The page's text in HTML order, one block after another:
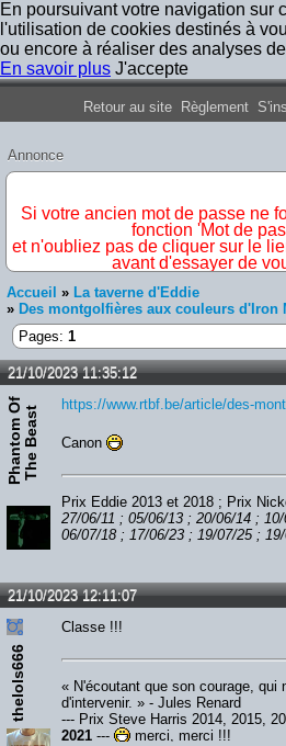
En poursuivant votre navigation sur
l'utilisation de cookies destinés à
ou encore à réaliser des analyses
En savoir plus J'accepte
Forum Iron
Retour au site Règlement
Annonce
Si votre ancien mot de passe ne
fonction 'Mot de
et n'oubliez pas de cliquer sur le
avant d'essayer de
Accueil » La taverne d'Eddie
» Des montgolfières aux couleurs d'Iron
Pages: 1
21/10/2023 11:35:12
P
h
a
n
t
o
m
O
f
T
h
e
B
e
a
st
https://www.rtbf.be/article/des-
Canon
Prix Eddie 2013 et 2018 ; Prix
27/06/11 ; 05/06/13 ; 20/06/14 ;
06/07/18 ; 17/06/23 ; 19/07/25 ;
21/10/2023 12:11:07
thelols666
Classe !!!
« N'écoutant que son courage, qui
d'intervenir. » - Jules Renard
--- Prix Steve Harris 2014, 2015,
2021 --- merci, merci !!!